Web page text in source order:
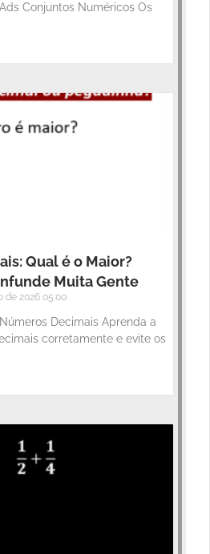
Conjuntos Numéricos Os
Qual é o Maior?
Muita Gente
de 2026 05:00
Decimais Aprenda a
corretamente e evite os